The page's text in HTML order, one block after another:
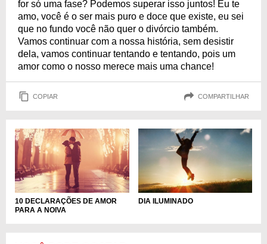
for só uma fase? Podemos superar isso juntos! Eu te
amo, você é o ser mais puro e doce que existe, eu sei
que no fundo você não quer o divórcio também.
Vamos continuar com a nossa história, sem desistir
dela, vamos continuar tentando e tentando, pois um
amor como o nosso merece mais uma chance!
COPIAR COMPARTILHAR
10 DECLARAÇÕES DE AMOR
PARA A NOIVA
DIA ILUMINADO